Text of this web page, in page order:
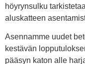
höyrynsulku
aluskatteen
Asennamme uudet
kestävän
pääsyn katon alle